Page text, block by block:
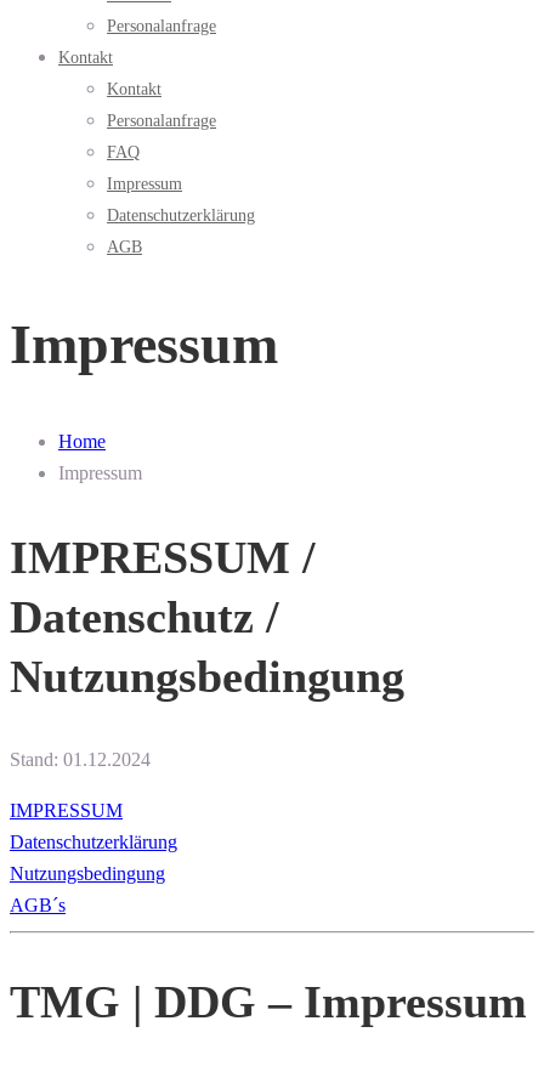
Personalanfrage
Kontakt
Kontakt
Personalanfrage
FAQ
Impressum
Datenschutzerklärung
AGB
Impressum
Home
Impressum
IMPRESSUM /
Datenschutz /
Nutzungsbedingung
Stand: 01.12.2024​
IMPRESSUM
Datenschutzerklärung
Nutzungsbedingung
AGB´s
TMG | DDG – Impressum